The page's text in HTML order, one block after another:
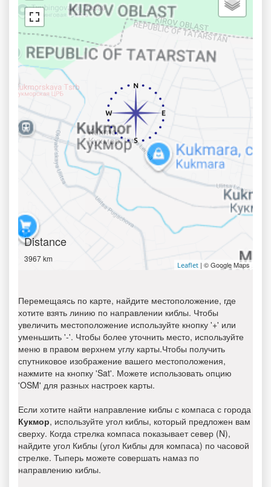
Distance
3967 km
Leaflet | © Google Maps
Перемещаясь по карте, найдите местоположение, где
хотите взять линию по направлении киблы. Чтобы
увеличить местоположение используйте кнопку '+' или
уменьшить '-'. Чтобы более уточнить место, используйте
меню в правом верхнем углу карты.Чтобы получить
спутниковое изображение вашего местоположения,
нажмите на кнопку 'Sat'. Можете использовать опцию
'OSM' для разных настроек карты.
Если хотите найти направление киблы с компаса с города
Кукмор, используйте угол киблы, который предложен вам
сверху. Когда стрелка компаса показывает север (N),
найдите угол Киблы (угол Киблы для компаса) по часовой
стрелке. Тыперь можете совершать намаз по
направлению киблы.